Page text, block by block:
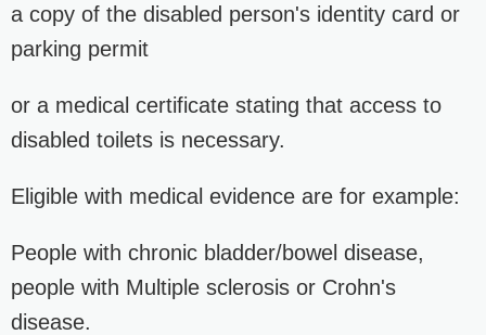
a copy of the disabled person's identity card or
parking permit
or a medical certificate stating that access to
disabled toilets is necessary.
Eligible with medical evidence are for example:
People with chronic bladder/bowel disease,
people with Multiple sclerosis or Crohn's
disease.